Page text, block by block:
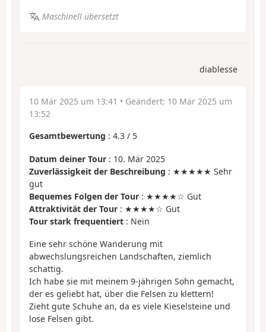
Maschinell übersetzt
diablesse
10 Mär 2025 um 13:41 • Geändert: 10 Mär 2025 um
13:52
Gesamtbewertung : 4.3 / 5
Datum deiner Tour : 10. Mär 2025
Zuverlässigkeit der Beschreibung : ★★★★★ Sehr
gut
Bequemes Folgen der Tour : ★★★★☆ Gut
Attraktivität der Tour : ★★★★☆ Gut
Tour stark frequentiert : Nein
Eine sehr schöne Wanderung mit
abwechslungsreichen Landschaften, ziemlich
schattig.
Ich habe sie mit meinem 9-jährigen Sohn gemacht,
der es geliebt hat, über die Felsen zu klettern!
Zieht gute Schuhe an, da es viele Kieselsteine und
lose Felsen gibt.